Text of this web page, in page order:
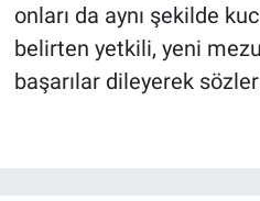
onları da aynı şekilde
belirten yetkili, yeni
başarılar dileyerek